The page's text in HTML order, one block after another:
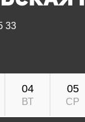
33
04
ВТ
05
СР